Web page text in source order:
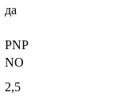
да
PNP
NO
2,5